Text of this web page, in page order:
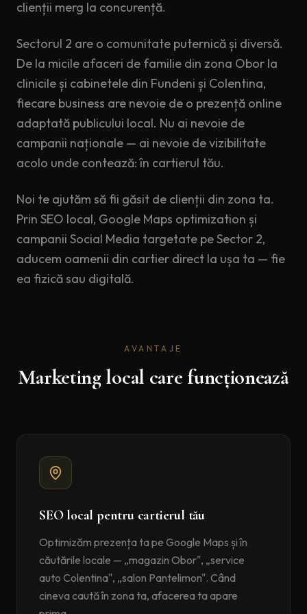
clienții merg la concurență.
Sectorul 2 are o comunitate puternică și diversă.
De la micile afaceri de familie din zona Obor la
clinicile și cabinetele din Fundeni și Colentina,
fiecare business are nevoie de o prezență online
adaptată publicului local. Nu ai nevoie de
campanii naționale — ai nevoie de vizibilitate
acolo unde contează: în cartierul tău.
Noi te ajutăm să fii găsit de clienții din zona ta.
Prin SEO local, Google Maps optimization și
campanii Social Media targetate pe Sector 2,
aducem oamenii din cartier direct la ușa ta — fie
ea fizică sau digitală.
AVANTAJE
Marketing local care funcționează
SEO local pentru cartierul tău
Optimizăm prezența ta pe Google Maps și în
căutările locale — „magazin Obor", „service
auto Colentina", „salon Pantelimon". Când
cineva caută în zona ta, afacerea ta apare